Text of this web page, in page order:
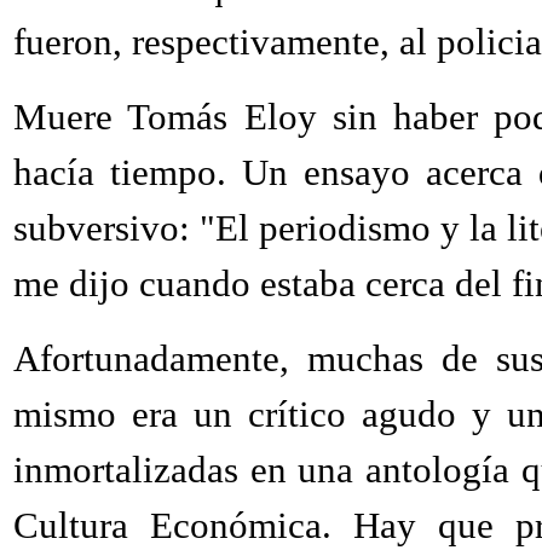
fueron, respectivamente, al
Muere Tomás Eloy sin haber
hacía tiempo. Un ensayo
subversivo: "El periodismo y la
me dijo cuando estaba cerca del
Afortunadamente, muchas de
mismo era un crítico agudo y
inmortalizadas en una antología
Cultura Económica. Hay que